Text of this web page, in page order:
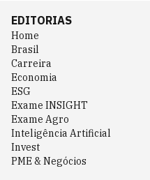
EDITORIAS
Home
Brasil
Carreira
Economia
ESG
Exame INSIGHT
Exame Agro
Inteligência Artificial
Invest
PME & Negócios